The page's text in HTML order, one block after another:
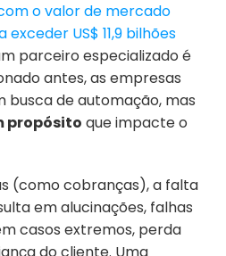
o valor de mercado
US$ 11,9 bilhões
parceiro especializado é
antes, as empresas
busca de automação, mas
propósito que impacte o
(como cobranças), a falta
em alucinações, falhas
casos extremos, perda